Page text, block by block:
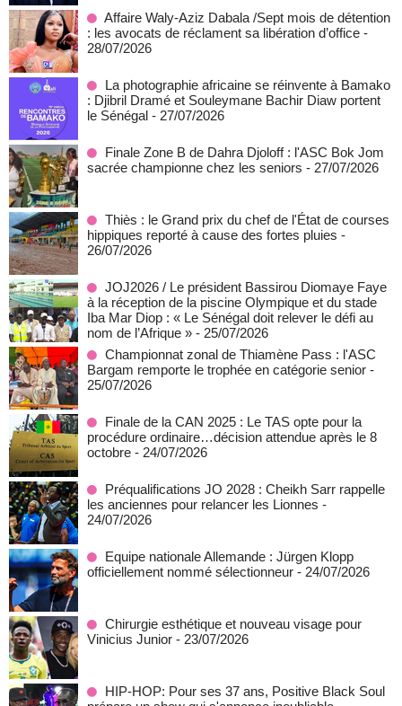
Affaire Waly-Aziz Dabala /Sept mois de détention
: les avocats de réclament sa libération d’office -
28/07/2026
La photographie africaine se réinvente à Bamako
: Djibril Dramé et Souleymane Bachir Diaw portent
le Sénégal - 27/07/2026
Finale Zone B de Dahra Djoloff : l'ASC Bok Jom
sacrée championne chez les seniors - 27/07/2026
Thiès : le Grand prix du chef de l'État de courses
hippiques reporté à cause des fortes pluies -
26/07/2026
JOJ2026 / Le président Bassirou Diomaye Faye
à la réception de la piscine Olympique et du stade
Iba Mar Diop : « Le Sénégal doit relever le défi au
nom de l’Afrique » - 25/07/2026
Championnat zonal de Thiamène Pass : l'ASC
Bargam remporte le trophée en catégorie senior -
25/07/2026
Finale de la CAN 2025 : Le TAS opte pour la
procédure ordinaire…décision attendue après le 8
octobre - 24/07/2026
Préqualifications JO 2028 : Cheikh Sarr rappelle
les anciennes pour relancer les Lionnes -
24/07/2026
Equipe nationale Allemande : Jürgen Klopp
officiellement nommé sélectionneur - 24/07/2026
Chirurgie esthétique et nouveau visage pour
Vinicius Junior - 23/07/2026
HIP-HOP: Pour ses 37 ans, Positive Black Soul